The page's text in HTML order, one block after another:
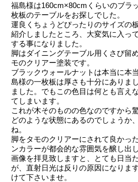
福島様は160cm×80cmくらいのブラ
枚板のテーブルをお探しでした。
運良くちょうどぴったりのサイズの
紹介しましたところ、大変気に入っ
する事になりました。
脚はダイニングテーブル用くさび留
モのクリアー塗装です。
ブラックウォールナットは本当に本
島様の一枚板は厚さも十分にありま
ました。でもこの色目は何とも言え
てしまいます。
これが木そのものの色なのですから
どのような状態にあるのでしょうか
ね。
脚をタモのクリアーにされて良かっ
ンカラーが都会的な雰囲気を醸し出
画像を拝見致しますと、とても日当
が、直射日光は反りの原因になりま
けて下さいませ。